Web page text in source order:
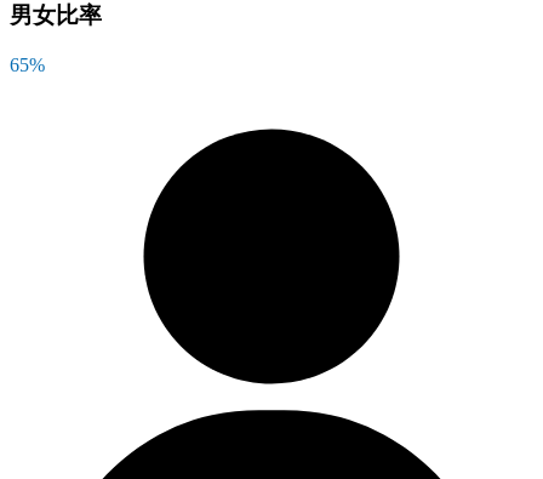
男女比率
65%